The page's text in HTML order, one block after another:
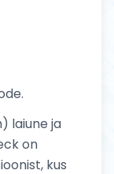
laiune ja
on
kus